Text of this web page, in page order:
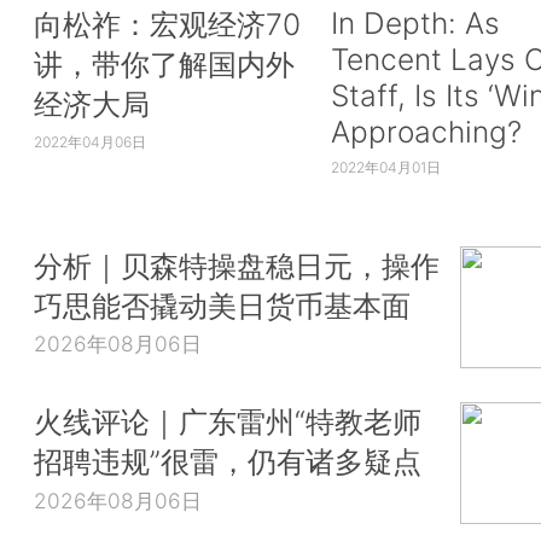
向松祚：宏观经济70
讲，带你了解国内外
经济大局
2022年04月06日
In Depth: As
Tencent Lays
Staff, Is Its
Approaching?
2022年04月01日
分析｜贝森特操盘稳日元，操作
巧思能否撬动美日货币基本面
2026年08月06日
火线评论｜广东雷州“特教老师
招聘违规”很雷，仍有诸多疑点
2026年08月06日